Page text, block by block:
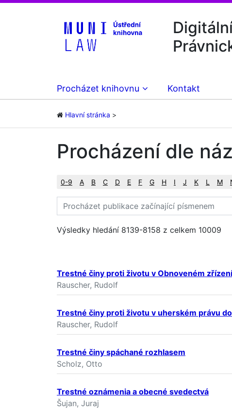
Procházet knihovnu Kontakt
Hlavní stránka
Procházení dle
0-9 A B C D E F G H I J K L M
Výsledky hledání 8139-8158 z celkem 10009
Trestné činy proti životu v Obnoveném
Rauscher, Rudolf
Trestné činy proti životu v uherském právu
Rauscher, Rudolf
Trestné činy spáchané rozhlasem
Scholz, Otto
Trestné oznámenia a obecné svedectvá
Šujan, Juraj